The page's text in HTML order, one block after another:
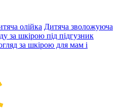
олійка Дитяча зволожуюча
за шкірою під підгузник
за шкірою для мам і